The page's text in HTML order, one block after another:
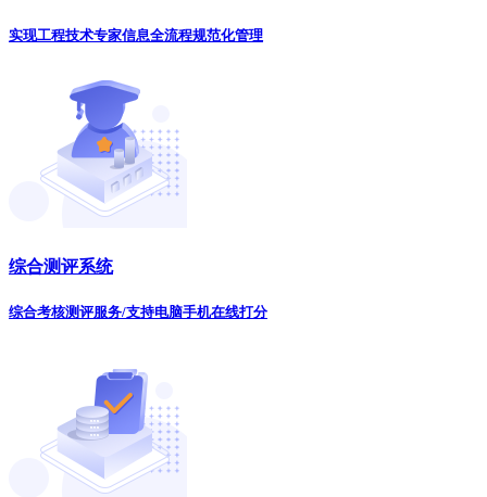
实现工程技术专家信息全流程规范化管理
综合测评系统
综合考核测评服务/支持电脑手机在线打分